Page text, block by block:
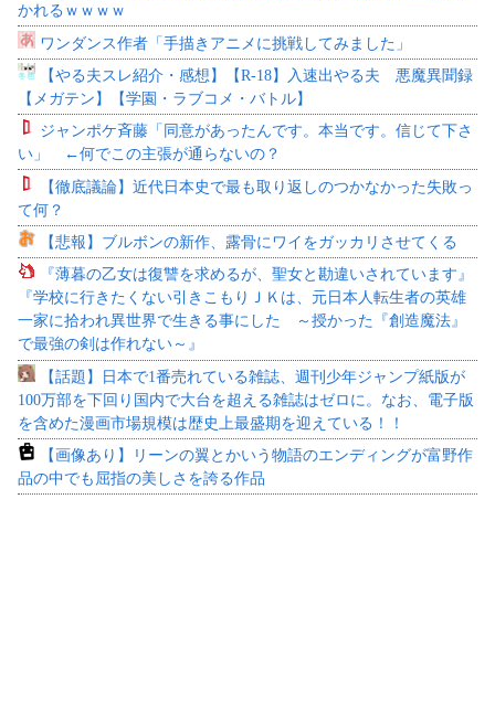
かれるｗｗｗｗ
ワンダンス作者「手描きアニメに挑戦してみました」
【やる夫スレ紹介・感想】【R-18】入速出やる夫 悪魔異聞録
【メガテン】【学園・ラブコメ・バトル】
ジャンポケ斉藤「同意があったんです。本当です。信じて下さ
い」 ←何でこの主張が通らないの？
【徹底議論】近代日本史で最も取り返しのつかなかった失敗っ
て何？
【悲報】ブルボンの新作、露骨にワイをガッカリさせてくる
『薄暮の乙女は復讐を求めるが、聖女と勘違いされています』
『学校に行きたくない引きこもりＪＫは、元日本人転生者の英雄
一家に拾われ異世界で生きる事にした ～授かった『創造魔法』
で最強の剣は作れない～』
【話題】日本で1番売れている雑誌、週刊少年ジャンプ紙版が
100万部を下回り国内で大台を超える雑誌はゼロに。なお、電子版
を含めた漫画市場規模は歴史上最盛期を迎えている！！
【画像あり】リーンの翼とかいう物語のエンディングが富野作
品の中でも屈指の美しさを誇る作品